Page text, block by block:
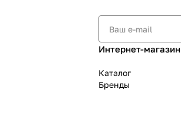
Интернет-магазин
Каталог
Бренды